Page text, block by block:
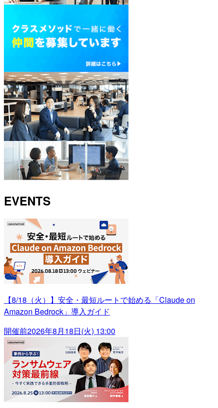
EVENTS
【8/18（火）】安全・最短ルートで始める「Claude on
Amazon Bedrock」導入ガイド
開催前2026年8月18日(火) 13:00